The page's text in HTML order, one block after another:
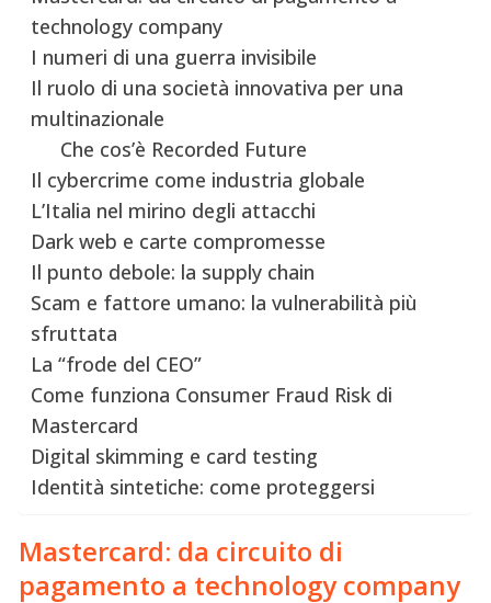
technology company
I numeri di una guerra invisibile
Il ruolo di una società innovativa per una
multinazionale
Che cos’è Recorded Future
Il cybercrime come industria globale
L’Italia nel mirino degli attacchi
Dark web e carte compromesse
Il punto debole: la supply chain
Scam e fattore umano: la vulnerabilità più
sfruttata
La “frode del CEO”
Come funziona Consumer Fraud Risk di
Mastercard
Digital skimming e card testing
Identità sintetiche: come proteggersi
Mastercard: da circuito di
pagamento a technology company